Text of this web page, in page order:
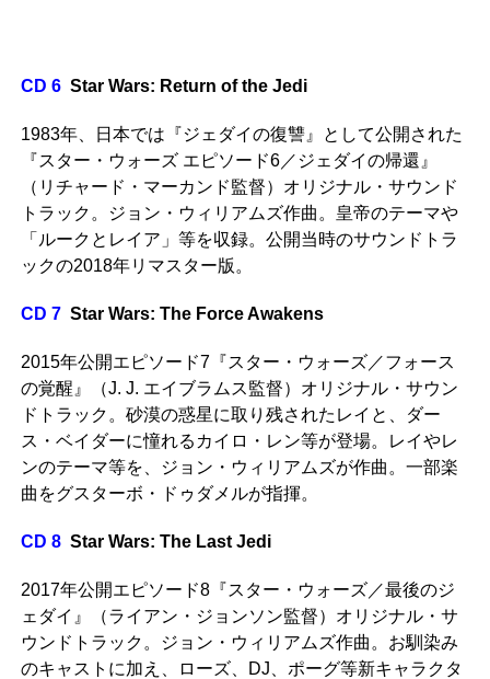
CD 6Star Wars: Return of the Jedi
1983年、日本では『ジェダイの復讐』として公開された
『スター・ウォーズ エピソード6／ジェダイの帰還』
（リチャード・マーカンド監督）オリジナル・サウンド
トラック。ジョン・ウィリアムズ作曲。皇帝のテーマや
「ルークとレイア」等を収録。公開当時のサウンドトラ
ックの2018年リマスター版。
CD 7Star Wars: The Force Awakens
2015年公開エピソード7『スター・ウォーズ／フォース
の覚醒』（J. J. エイブラムス監督）オリジナル・サウン
ドトラック。砂漠の惑星に取り残されたレイと、ダー
ス・ベイダーに憧れるカイロ・レン等が登場。レイやレ
ンのテーマ等を、ジョン・ウィリアムズが作曲。一部楽
曲をグスターボ・ドゥダメルが指揮。
CD 8Star Wars: The Last Jedi
2017年公開エピソード8『スター・ウォーズ／最後のジ
ェダイ』（ライアン・ジョンソン監督）オリジナル・サ
ウンドトラック。ジョン・ウィリアムズ作曲。お馴染み
のキャストに加え、ローズ、DJ、ポーグ等新キャラクタ